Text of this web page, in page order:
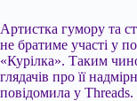
Артистка гумору та
не братиме участі у
«Курілка». Таким
глядачів про її
повідомила у Threads.